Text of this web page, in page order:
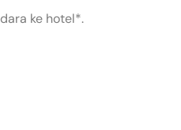
ke hotel*.